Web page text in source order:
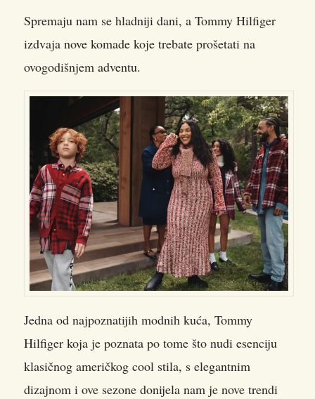
Spremaju nam se hladniji dani, a Tommy Hilfiger
izdvaja nove komade koje trebate prošetati na
ovogodišnjem adventu.
Jedna od najpoznatijih modnih kuća, Tommy
Hilfiger koja je poznata po tome što nudi esenciju
klasičnog američkog cool stila, s elegantnim
dizajnom i ove sezone donijela nam je nove trendi